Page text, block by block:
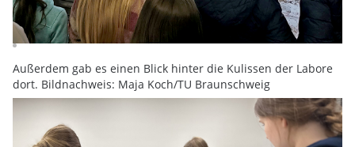
Außerdem gab es einen Blick hinter die Kulissen der Labore
dort. Bildnachweis: Maja Koch/TU Braunschweig